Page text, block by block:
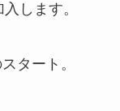
します。
タート。